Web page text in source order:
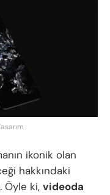
ikonik olan
hakkındaki
Öyle ki, videoda